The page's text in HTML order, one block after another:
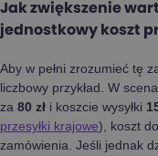
Jak zwiększenie
jednostkowy koszt
Aby w pełni zrozumieć tę
liczbowy przykład. W
za 80 zł i koszcie wysyłki
przesyłki krajowe), koszt
zamówienia. Jeśli jednak